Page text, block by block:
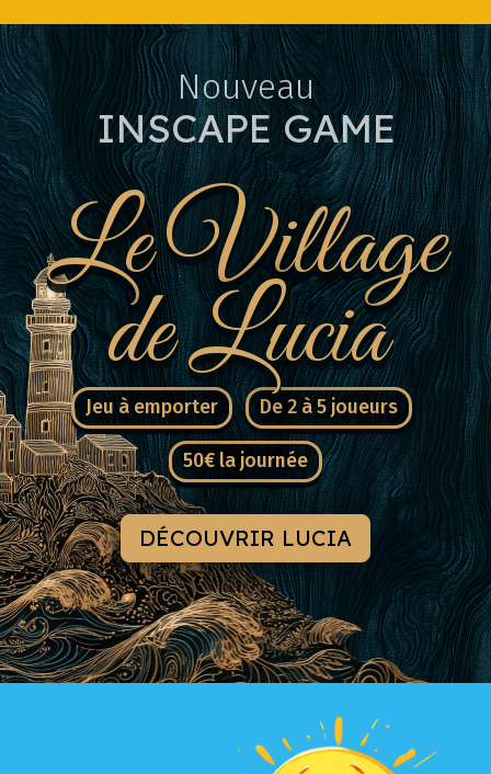
Nouveau
INSCAPE GAME
Le Village
de Lucia
Jeu à emporter De 2 à 5 joueurs
50€ la journée
DÉCOUVRIR LUCIA